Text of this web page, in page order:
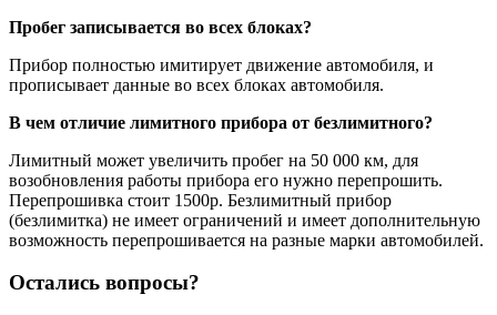
Пробег записывается во всех блоках?
Прибор полностью имитирует движение автомобиля, и
прописывает данные во всех блоках автомобиля.
В чем отличие лимитного прибора от безлимитного?
Лимитный может увеличить пробег на 50 000 км, для
возобновления работы прибора его нужно перепрошить.
Перепрошивка стоит 1500р. Безлимитный прибор
(безлимитка) не имеет ограничений и имеет дополнительную
возможность перепрошивается на разные марки автомобилей.
Остались вопросы?